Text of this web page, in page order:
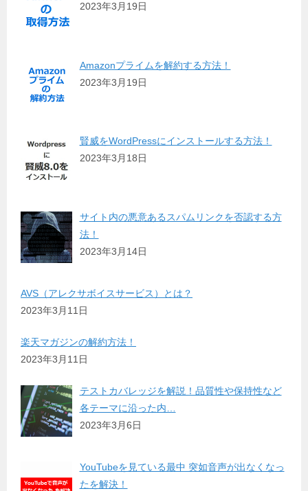
2023年3月19日
Amazonプライムを解約する方法！
2023年3月19日
賢威をWordPressにインストールする方法！
2023年3月18日
サイト内の悪意あるスパムリンクを否認する方
法！
2023年3月14日
AVS（アレクサボイスサービス）とは？
2023年3月11日
楽天マガジンの解約方法！
2023年3月11日
テストカバレッジを解説！品質性や保持性など
各テーマに沿った内…
2023年3月6日
YouTubeを見ている最中 突如音声が出なくなっ
たを解決！